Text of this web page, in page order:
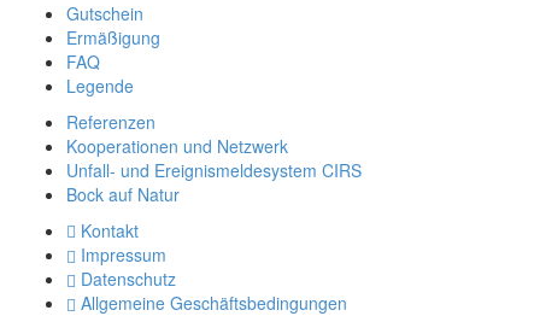
Gutschein
Ermäßigung
FAQ
Legende
Referenzen
Kooperationen und Netzwerk
Unfall- und Ereignismeldesystem CIRS
Bock auf Natur
Kontakt
Impressum
Datenschutz
Allgemeine Geschäftsbedingungen